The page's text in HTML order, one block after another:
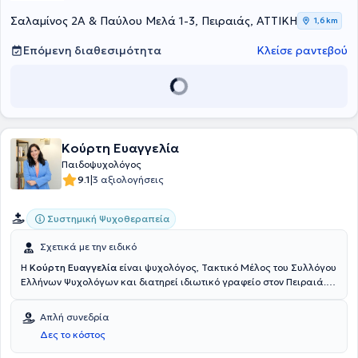
Σαλαμίνος 2Α & Παύλου Μελά 1-3, Πειραιάς, ΑΤΤΙΚΗ 1,6 km
Επόμενη διαθεσιμότητα Κλείσε ραντεβού
Κούρτη Ευαγγελία
Παιδοψυχολόγος
9.1|3 αξιολογήσεις
Συστημική Ψυχοθεραπεία
Σχετικά με την ειδικό
Η Κούρτη Ευαγγελία είναι ψυχολόγος, Τακτικό Μέλος του Συλλόγου
Ελλήνων Ψυχολόγων και διατηρεί ιδιωτικό γραφείο στον Πειραιά.
Αθηνών και παρακολούθησε το πρόγραμμα Κλινικής
Ψυχοπαθολογίας του Ερευνητικού Πανεπιστημιακού Ινστιτούτου
Ψυχικής Υγιεινής του Αιγινήτειου Νοσοκομείου. Διαθέτει
μεταπτυχιακό τίτλο στην Ειδική Αγωγή από το Αγγλικό
Απλή συνεδρία
Δες το κόστος